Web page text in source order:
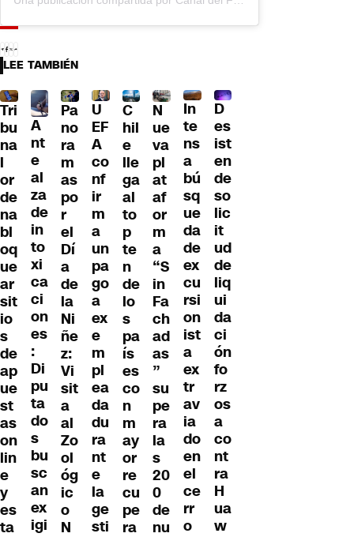
LEE TAMBIÉN
Tri
bu
na
l
or
de
na
bl
oq
ue
ar
sit
io
s
de
ap
ue
st
as
on
lin
e
y
es
ta
A
nt
e
al
za
de
in
to
xi
ca
ci
on
es
:
Di
pu
ta
do
s
bu
sc
an
ex
igi
Pa
no
ra
m
as
po
r
el
Dí
a
de
la
Ni
ñe
z:
Vi
sit
a
al
Zo
ol
óg
ic
o
N
U
EF
A
co
nf
ir
m
a
un
pa
go
a
ex
e
m
pl
ea
da
du
ra
nt
e
la
ge
sti
C
hil
e
lle
ga
al
to
p
te
n
de
lo
s
pa
ís
es
co
n
m
ay
or
re
cu
pe
ra
N
ue
va
pl
at
af
or
m
a
“S
in
Fa
ch
ad
as
”
su
pe
ra
la
s
20
0
de
nu
In
te
ns
a
bú
sq
ue
da
de
ex
cu
rsi
on
ist
a
ex
tr
av
ia
do
en
el
ce
rr
o
D
es
ist
en
de
so
lic
it
ud
de
liq
ui
da
ci
ón
fo
rz
os
a
co
nt
ra
H
ua
w